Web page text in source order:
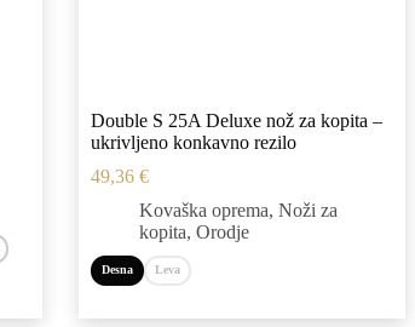
Double S 25A Deluxe nož za kopita –
ukrivljeno konkavno rezilo
49,36 €
Kovaška oprema, Noži za
kopita, Orodje
Desna Leva
Ta